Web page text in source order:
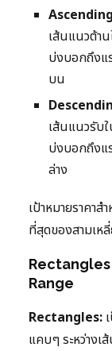
เส้นแนวต้า
บ่งบอกถึงแ
บน
เส้นแนวรับ
บ่งบอกถึงแ
ล่าง
เป้าหมายราคาส
ที่สุดของสามเห
Rectangles
Range
Rectangles:
แคบๆ ระหว่าง